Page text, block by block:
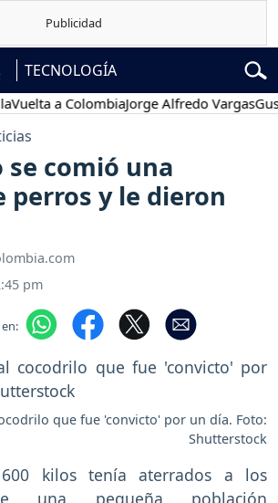
TECNOLOGÍA
a ColombiaJorge Alfredo VargasGustavo
se comió una
perros y le dieron
pm
que fue 'convicto' por un día. Foto:
Shutterstock
kilos tenía aterrados a los
una pequeña población